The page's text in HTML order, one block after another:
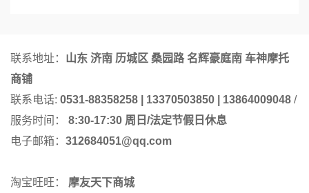
联系地址： 山东 济南 历城区 桑园路 名辉豪庭南 车神摩托
商铺
联系电话: 0531-88358258 | 13370503850 | 13864009048 /
服务时间：
8:30-17:30 周日/法定节假日休息
电子邮箱： 312684051@qq.com
淘宝旺旺： 摩友天下商城